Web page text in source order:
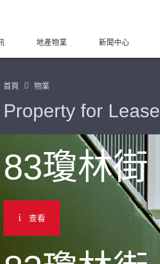
地產物業 新聞中心
首頁 物業
Property for Lease
83瓊林街
查看